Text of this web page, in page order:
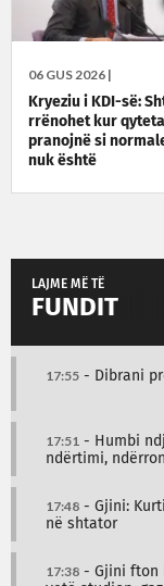
06 GUS 2026 |
Kryeziu i KDI-së:
rrënohet kur
pranojnë si
nuk është
LAJME MË TË
FUNDIT
17:55 - Dibrani
17:51 - Humbi
ndërtimi,
17:48 - Gjini:
në shtator
17:38 - Gjini fton